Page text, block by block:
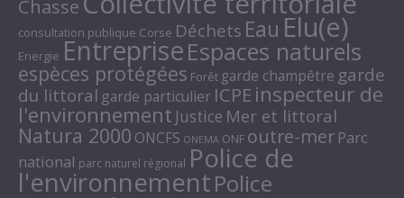
Chasse
consultation publique Corse Déchets Eau Elu(e)
Energie EntrepriseEspaces naturels
espèces protégées Forêt garde champêtre garde
du littoral garde particulier ICPE inspecteur de
l'environnement Justice Mer et littoral
Natura 2000 ONCFS ONEMA ONF outre-mer Parc
national parc naturel régional Police de
l'environnementPolice